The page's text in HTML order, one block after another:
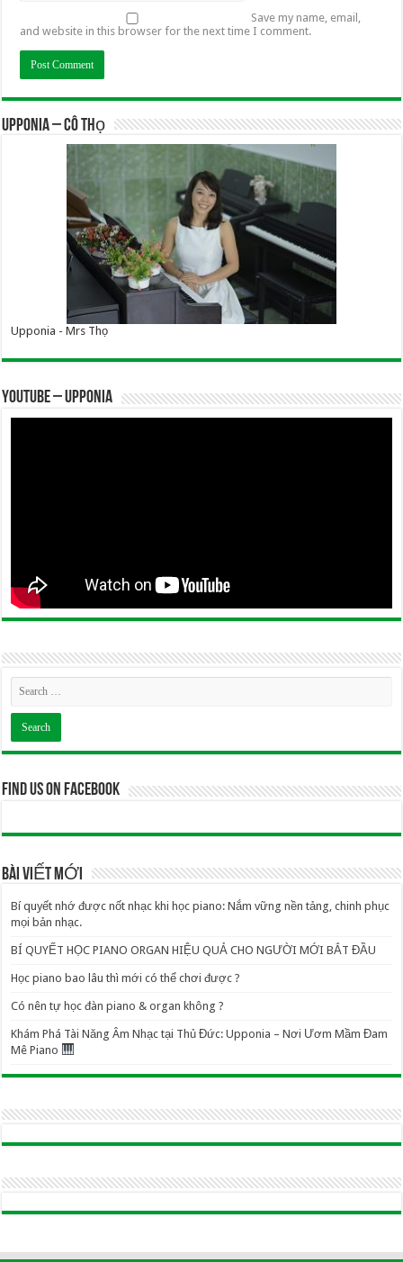
Save my name, email,
and website in this browser for the next time I comment.
UPPONIA – Cô Thọ
Upponia - Mrs Thọ
YOUTUBE – UPPONIA
Find us on Facebook
BÀI VIẾT MỚI
Bí quyết nhớ được nốt nhạc khi học piano: Nắm vững nền tảng, chinh phục
mọi bản nhạc.
BÍ QUYẾT HỌC PIANO ORGAN HIỆU QUẢ CHO NGƯỜI MỚI BẮT ĐẦU
Học piano bao lâu thì mới có thể chơi được ?
Có nên tự học đàn piano & organ không ?
Khám Phá Tài Năng Âm Nhạc tại Thủ Đức: Upponia – Nơi Ươm Mầm Đam
Mê Piano